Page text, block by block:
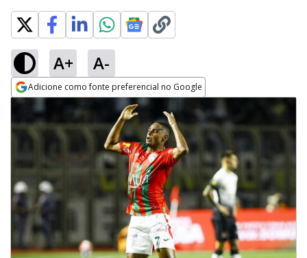
A+ A-
Adicione como fonte preferencial no Google
Opens in new window